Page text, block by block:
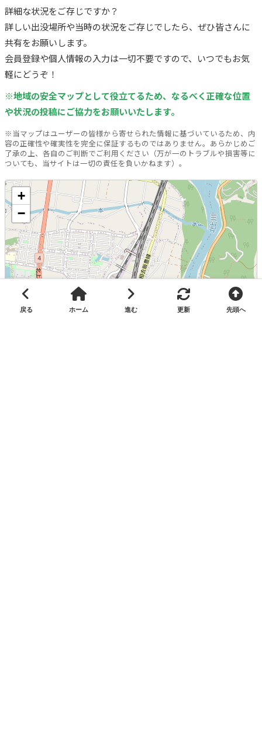
詳細な状況をご存じですか？
詳しい出没場所や当時の状況をご存じでしたら、ぜひ皆さんに
共有をお願いします。
会員登録や個人情報の入力は一切不要ですので、いつでもお気
軽にどうぞ！
※地域の安全マップとして役立てるため、なるべく正確な位置
や状況の投稿にご協力をお願いいたします。
※当マップはユーザーの皆様から寄せられた情報に基づいているため、内
容の正確性や確実性を完全に保証するものではありません。あらかじめご
了承の上、各自のご判断でご利用ください（万が一のトラブルや損害等に
ついても、当サイトは一切の責任を負いかねます）。
+
−